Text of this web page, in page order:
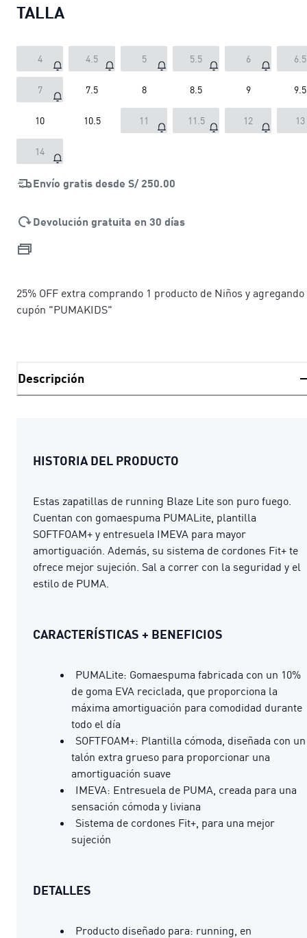
TALLA
4 4.5 5 5.5 6 6.5
7 7.5 8 8.5 9 9.5
10 10.5 11 11.5 12 13
14
Envío gratis desde S/ 250.00
Devolución gratuita en 30 días
25% OFF extra comprando 1 producto de Niños y
cupón "PUMAKIDS"
Descripción
HISTORIA DEL PRODUCTO
Estas zapatillas de running Blaze Lite son puro fuego.
Cuentan con gomaespuma PUMALite, plantilla
SOFTFOAM+ y entresuela IMEVA para mayor
amortiguación. Además, su sistema de cordones Fit+ te
ofrece mejor sujeción. Sal a correr con la seguridad y el
estilo de PUMA.
CARACTERÍSTICAS + BENEFICIOS
PUMALite: Gomaespuma fabricada con un 10%
de goma EVA reciclada, que proporciona la
máxima amortiguación para comodidad durante
todo el día
SOFTFOAM+: Plantilla cómoda, diseñada con un
talón extra grueso para proporcionar una
amortiguación suave
IMEVA: Entresuela de PUMA, creada para una
sensación cómoda y liviana
Sistema de cordones Fit+, para una mejor
sujeción
DETALLES
Producto diseñado para: running, en